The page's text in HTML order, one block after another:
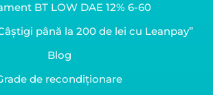
BT LOW DAE 12% 6-60
până la 200 de lei cu Leanpay”
Blog
de recondiționare